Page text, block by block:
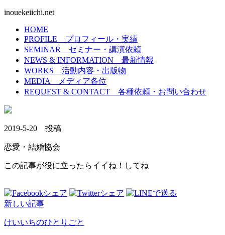
inouekeiichi.net
HOME
PROFILE プロフィール・実績
SEMINAR セミナー・講演依頼
NEWS & INFORMATION 最新情報
WORKS 活動内容・出版物
MEDIA
メディア各位
REQUEST & CONTACT 各種依頼・お問い合わせ
2019-5-20 投稿
恋愛・結婚協会
この記事が役に立ったらイイね！してね
新しい記事
けいいちのひとりごと